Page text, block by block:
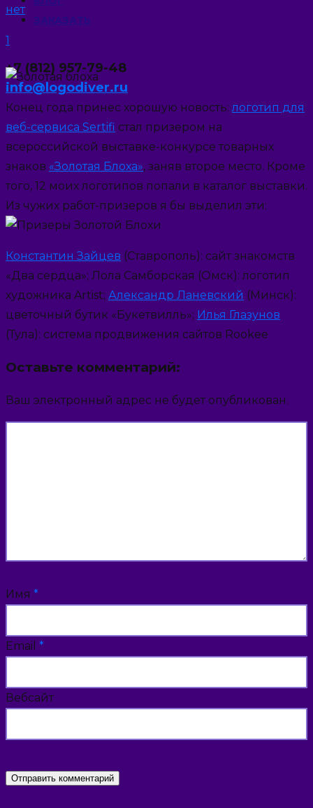
ЗАКАЗАТЬ
+7 (812) 957-79-48
info@logodiver.ru
нет
1
Конец года принес хорошую новость:логотип для
веб-сервиса Sertifi стал призером на
всероссийской выставке-конкурсе товарных
знаков «Золотая Блоха», заняв второе место. Кроме
того, 12 моих логотипов попали в каталог выставки.
Из чужих работ-призеров я бы выделил эти:
Константин Зайцев (Ставрополь): сайт знакомств
«Два сердца»; Лола Самборская (Омск): логотип
художника Artist; Александр Ланевский (Минск):
цветочный бутик «Букетвилль»; Илья Глазунов
(Тула): система продвижения сайтов Rookee
Оставьте комментарий:
Ваш электронный адрес не будет опубликован.
Имя *
Email *
Вебсайт